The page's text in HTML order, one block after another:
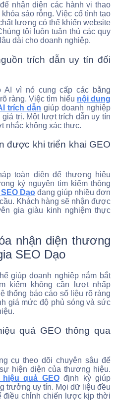
nhận diện các hành vi thao
sáo rỗng. Việc cố tình tạo
lượng có thể khiến website
tôi luôn tuân thủ các quy
dài cho doanh nghiệp.
trích dẫn uy tín đối
vì nó cung cấp các bằng
ràng. Việc tìm hiểu nội dung
trích dẫn giúp doanh nghiệp
trị. Một lượt trích dẫn uy tín
nhắc không xác thực.
được khi triển khai GEO
toàn diện để thương hiệu
kỷ nguyên tìm kiếm thông
Dạo đang giúp nhiều đơn
Khách hàng sẽ nhận được
gia giàu kinh nghiệm thực
nhận diện thương
SEO Dạo
giúp doanh nghiệp nắm bắt
kiếm không cần lượt nhấp
thống báo cáo số liệu rõ ràng
giá mức độ phủ sóng và sức
quả GEO thông qua
cụ theo dõi chuyên sâu để
hiện diện của thương hiệu.
quả GEOđịnh kỳ giúp
trưởng uy tín. Mọi dữ liệu đều
chỉnh chiến lược kịp thời